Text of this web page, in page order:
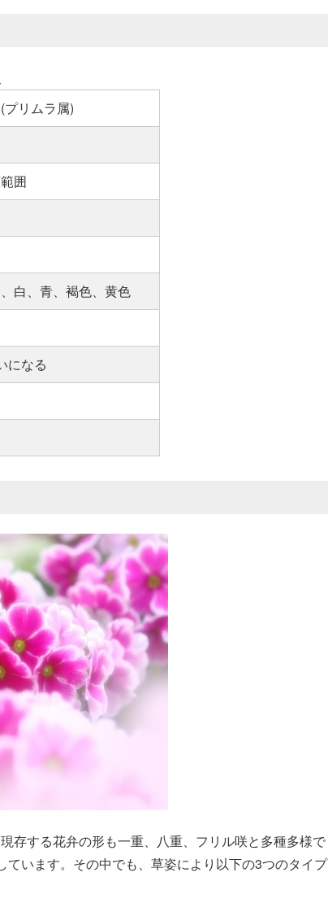
リムラ属)
囲
白、青、褐色、黄色
になる
存する花弁の形も一重、八重、フリル咲と多種多様で
います。その中でも、草姿により以下の3つのタイプ